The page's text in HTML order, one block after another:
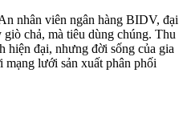
nhân viên ngân hàng BIDV, đại
chả, mà tiêu dùng chúng. Thu
hiện đại, nhưng đời sống của gia
lưới sản xuất phân phối